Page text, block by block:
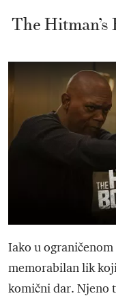
The Hitman’s
Iako u
memorabilan lik
komični dar. Njeno